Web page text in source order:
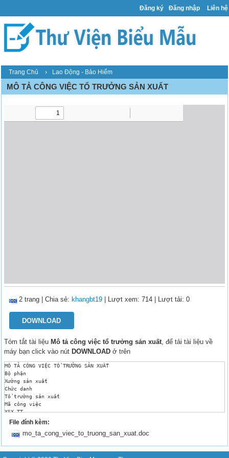
Đăng ký Đăng nhập Liên hệ
Trang Chủ › Lao Động - Bảo Hiểm
MÔ TẢ CÔNG VIỆC TỔ TRƯỞNG SẢN XUẤT
2 trang |Chia sẻ: khangbt19 | Lượt xem: 714 | Lượt tải: 0
DOWNLOAD
Tóm tắt tài liệu Mô tả công việc tổ trưởng sản xuất, để tải tài liệu về
máy bạn click vào nút DOWNLOAD ở trên
MÔ TẢ CÔNG VIỆC TỔ TRƯỞNG SẢN XUẤT
Bộ phận
Xưởng sản xuất
Chức danh
Tổ trưởng sản xuất
Mã công việc
XSX-TT
Cán bộ quản lý trực tiếp
Nhiệm vụ, quyền hạn:
Chịu trách nhiệm sử dụng lao động đảm bảo: đúng công việc, đủ năng lực
File đính kèm:
mo_ta_cong_viec_to_truong_san_xuat.doc